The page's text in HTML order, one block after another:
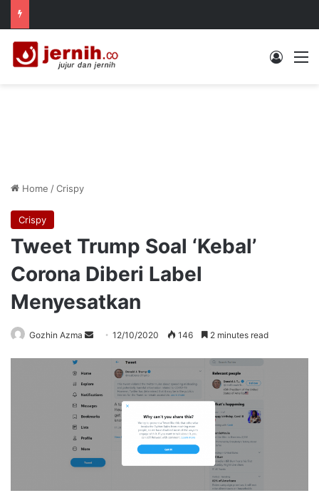
Log In
Home /Crispy
Crispy
Tweet Trump Soal ‘Kebal’
Corona Diberi Label
Menyesatkan
Gozhin Azma
Send12/10/2020 146 2 minutes read